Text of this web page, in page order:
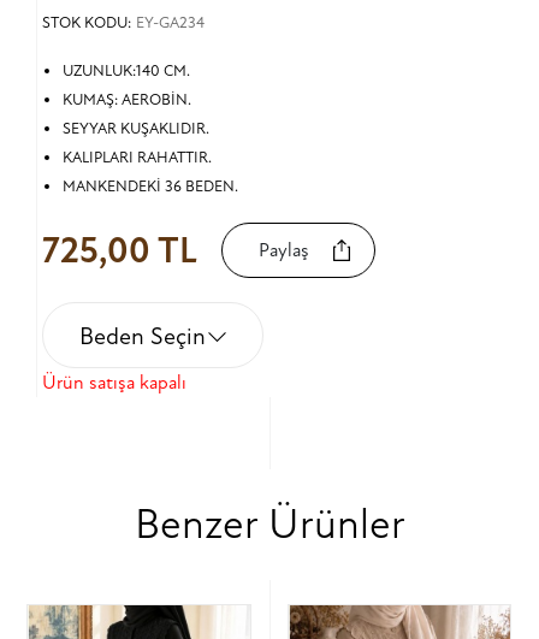
STOK KODU: EY-GA234
UZUNLUK:140 CM.
KUMAŞ: AEROBİN.
SEYYAR KUŞAKLIDIR.
KALIPLARI RAHATTIR.
MANKENDEKİ 36 BEDEN.
725,00 TL Paylaş
Beden Seçin
Ürün satışa kapalı
Benzer Ürünler